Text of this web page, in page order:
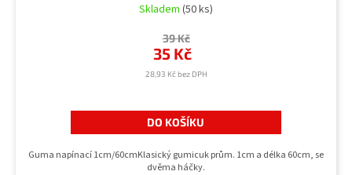
Skladem (50 ks)
28,93 Kč bez DPH
35 Kč
39 Kč
DO KOŠÍKU
Guma napínací 1cm/60cmKlasický gumicuk prům. 1cm a délka 60cm, se
dvěma háčky.